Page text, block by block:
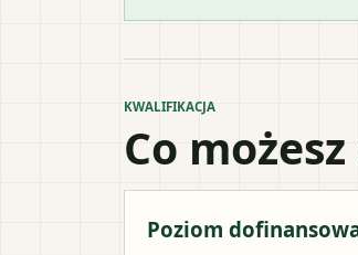
KWALIFIKACJA
Co
Poziom